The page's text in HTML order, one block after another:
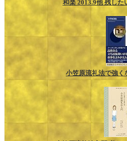
和楽 2013.9他 残した
小笠原流礼法で強く